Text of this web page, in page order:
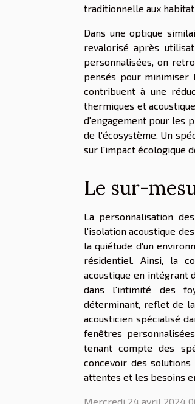
traditionnelle aux
Dans une optique
revalorisé après
personnalisées, on
pensés pour minimiser
contribuent à une
thermiques et
d'engagement pour les
de l'écosystème. Un
sur l'impact écologique
Le sur-
La personnalisation
l'isolation acoustique
la quiétude d'un
résidentiel. Ainsi, la
acoustique en intégrant
dans l'intimité des
déterminant, reflet de
acousticien spécialisé
fenêtres
tenant compte des
concevoir des
attentes et les besoins
Mercredi 24 avril 2024